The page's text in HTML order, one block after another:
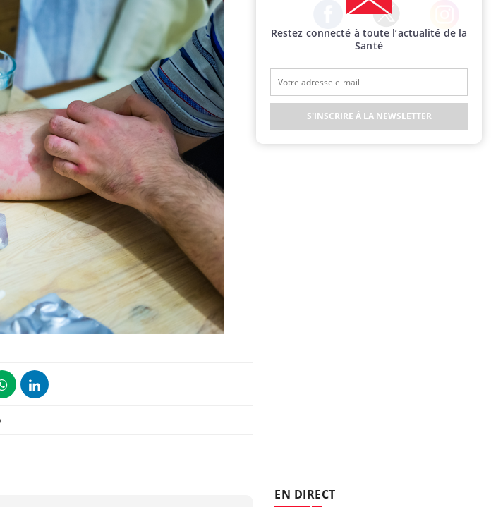
Facebook Twitter Instagram
EN DIRECT
Restez connecté à toute l’actualité de la
Santé
S'INSCRIRE À LA NEWSLETTER